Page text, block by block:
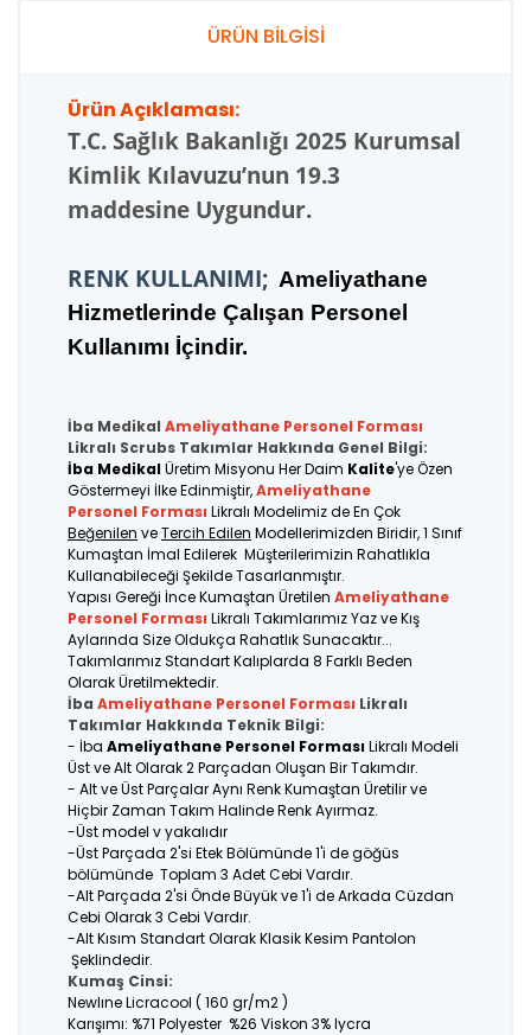
ÜRÜN BİLGİSİ
Ürün Açıklaması:
T.C. Sağlık Bakanlığı 2025 Kurumsal
Kimlik Kılavuzu’nun 19.3
maddesine Uygundur.
RENK KULLANIMI; Ameliyathane
Hizmetlerinde Çalışan Personel
Kullanımı İçindir.
İba Medikal Ameliyathane Personel Forması
Likralı Scrubs Takımlar Hakkında Genel Bilgi:
İba MedikalÜretim Misyonu Her Daim Kalite'ye Özen
Göstermeyi İlke Edinmiştir,Ameliyathane
Personel Forması Likralı Modelimiz de En Çok
Beğenilen veTercih Edilen Modellerimizden Biridir, 1 Sınıf
Kumaştan İmal Edilerek Müşterilerimizin Rahatlıkla
Kullanabileceği Şekilde Tasarlanmıştır.
Yapısı Gereği İnce Kumaştan Üretilen Ameliyathane
Personel Forması Likralı Takımlarımız Yaz ve Kış
Aylarında Size Oldukça Rahatlık Sunacaktır...
Takımlarımız Standart Kalıplarda 8 Farklı Beden
Olarak Üretilmektedir.
İba Ameliyathane Personel Forması Likralı
Takımlar Hakkında Teknik Bilgi:
- İba Ameliyathane Personel FormasıLikralı Modeli
Üst ve Alt Olarak 2 Parçadan Oluşan Bir Takımdır.
- Alt ve Üst Parçalar Aynı Renk Kumaştan Üretilir ve
Hiçbir Zaman Takım Halinde Renk Ayırmaz.
-Üst model v yakalıdır
-Üst Parçada 2'si Etek Bölümünde 1'i de göğüs
bölümünde Toplam 3 Adet Cebi Vardır.
-Alt Parçada 2'si Önde Büyük ve 1'i de Arkada Cüzdan
Cebi Olarak 3 Cebi Vardır.
-Alt Kısım Standart Olarak Klasik Kesim Pantolon
Şeklindedir.
Kumaş Cinsi:
Newlıne Licracool ( 160 gr/m2 )
Karışımı: %71 Polyester %26 Viskon 3% lycra